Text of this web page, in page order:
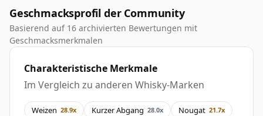
Geschmacksprofil der Community
Basierend auf 16 archivierten Bewertungen mit
Geschmacksmerkmalen
Charakteristische Merkmale
Im Vergleich zu anderen Whisky-Marken
Weizen 28.9x Kurzer Abgang 28.0x Nougat 21.7x